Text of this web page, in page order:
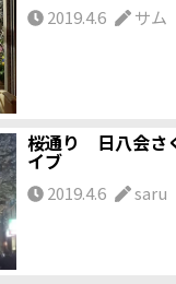
2019.4.6 サム
桜通り 日八会さ
イブ
2019.4.6 saru